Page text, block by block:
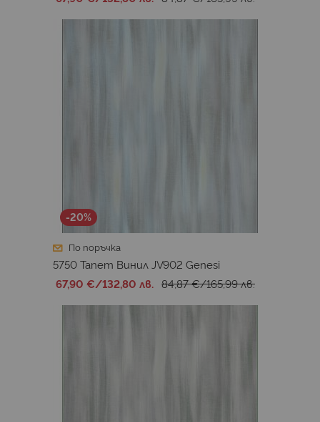
-20%
По поръчка
5750 Тапет Винил JV902 Genesi
67,90 €/132,80 лв. 84,87 €/165,99 лв.